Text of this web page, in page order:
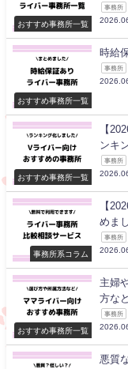
おすすめ事務所一覧
事務所
おすすめ事務所一覧
時給
事務所
おすすめ事務所一覧
【
ンキ
事務所
事務所系コラム
【
めま
事務所
おすすめ事務所一覧
主婦
方な
事務所
悪質